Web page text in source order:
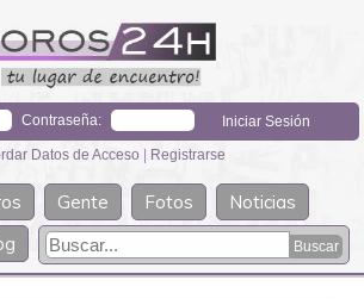
Contraseña:
Datos de Acceso | Registrarse
Gente Fotos
Noticias